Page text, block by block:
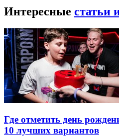
Интересные статьи
Где отметить день
10 лучших вариантов